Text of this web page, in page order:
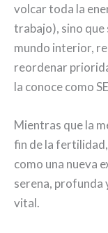
volcar toda la
trabajo), sino que
mundo interior,
reordenar
la conoce como
Mientras que la
fin de la
como una nueva
serena, profunda
vital.